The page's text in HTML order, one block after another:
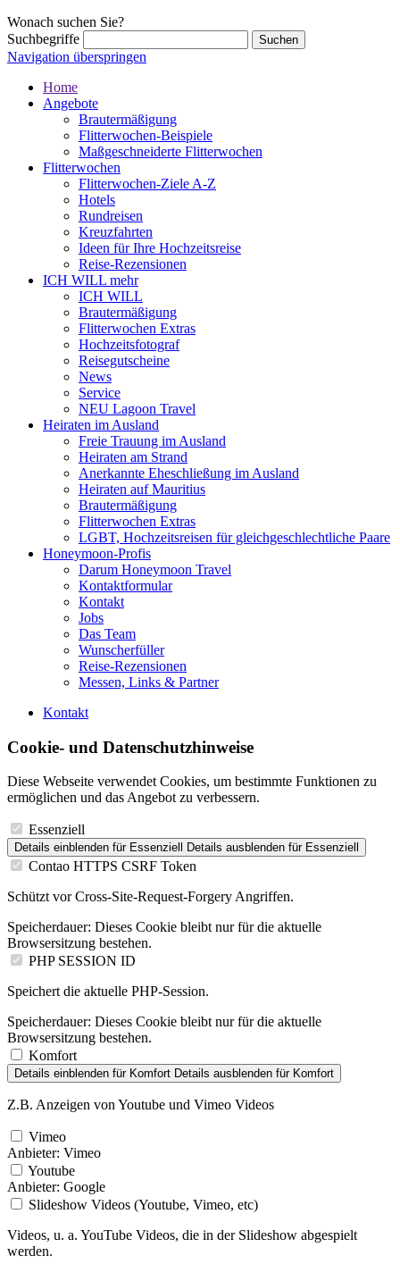
Wonach suchen Sie?
Suchbegriffe
Navigation überspringen
Home
Angebote
Brautermäßigung
Flitterwochen-Beispiele
Maßgeschneiderte Flitterwochen
Flitterwochen
Flitterwochen-Ziele A-Z
Hotels
Rundreisen
Kreuzfahrten
Ideen für Ihre Hochzeitsreise
Reise-Rezensionen
ICH WILL mehr
ICH WILL
Brautermäßigung
Flitterwochen Extras
Hochzeitsfotograf
Reisegutscheine
News
Service
NEU Lagoon Travel
Heiraten im Ausland
Freie Trauung im Ausland
Heiraten am Strand
Anerkannte Eheschließung im Ausland
Heiraten auf Mauritius
Brautermäßigung
Flitterwochen Extras
LGBT, Hochzeitsreisen für gleichgeschlechtliche Paare
Honeymoon-Profis
Darum Honeymoon Travel
Kontaktformular
Kontakt
Jobs
Das Team
Wunscherfüller
Reise-Rezensionen
Messen, Links & Partner
Kontakt
Cookie- und Datenschutzhinweise
Diese Webseite verwendet Cookies, um bestimmte Funktionen zu
ermöglichen und das Angebot zu verbessern.
Essenziell
Details einblenden für Essenziell Details ausblenden für Essenziell
Contao HTTPS CSRF Token
Schützt vor Cross-Site-Request-Forgery Angriffen.
Speicherdauer: Dieses Cookie bleibt nur für die aktuelle
Browsersitzung bestehen.
PHP SESSION ID
Speichert die aktuelle PHP-Session.
Speicherdauer: Dieses Cookie bleibt nur für die aktuelle
Browsersitzung bestehen.
Komfort
Details einblenden für Komfort Details ausblenden für Komfort
Z.B. Anzeigen von Youtube und Vimeo Videos
Vimeo
Anbieter: Vimeo
Youtube
Anbieter: Google
Slideshow Videos (Youtube, Vimeo, etc)
Videos, u. a. YouTube Videos, die in der Slideshow abgespielt
werden.